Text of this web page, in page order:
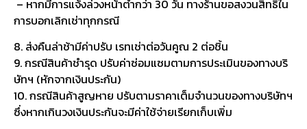
– หากมีการแจ้งล่วงหน้าต่ำกว่า 30 วัน ทางร้านขอสงวนสิทธิ์ใน
การบอกเลิกเช่าทุกกรณี
8. ส่งคืนล่าช้ามีค่าปรับ เรทเช่าต่อวันคูณ 2 ต่อชิ้น
9. กรณีสินค้าชำรุด ปรับค่าซ่อมแซมตามการประเมินของทางบริ
ษัทฯ (หักจากเงินประกัน)
10. กรณีสินค้าสูญหาย ปรับตามราคาเต็มจำนวนของทางบริษัทฯ
ซึ่งหากเกินวงเงินประกันจะมีค่าใช้จ่ายเรียกเก็บเพิ่ม